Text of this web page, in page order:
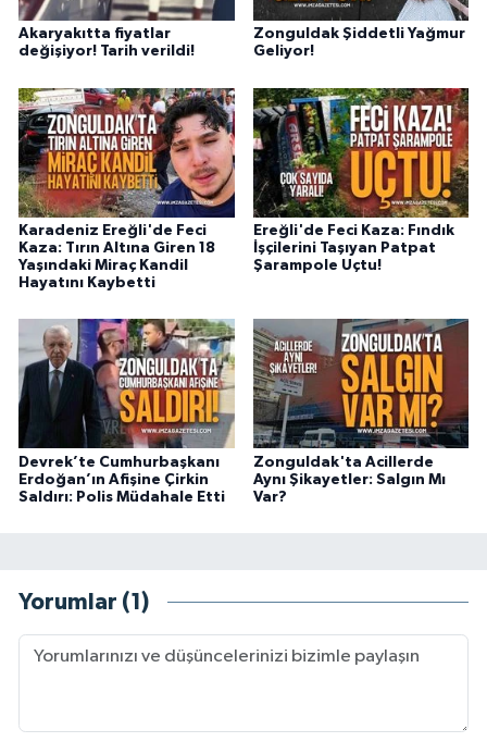
Akaryakıtta fiyatlar
değişiyor! Tarih verildi!
Zonguldak Şiddetli Yağmur
Geliyor!
Karadeniz Ereğli'de Feci
Kaza: Tırın Altına Giren 18
Yaşındaki Miraç Kandil
Hayatını Kaybetti
Ereğli'de Feci Kaza: Fındık
İşçilerini Taşıyan Patpat
Şarampole Uçtu!
Devrek’te Cumhurbaşkanı
Erdoğan’ın Afişine Çirkin
Saldırı: Polis Müdahale Etti
Zonguldak'ta Acillerde
Aynı Şikayetler: Salgın Mı
Var?
Yorumlar (1)